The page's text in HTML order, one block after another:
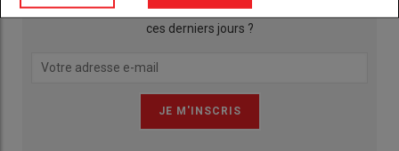
Qu’est ce qui a agité les actualités agricoles de la Mayenne
ces derniers jours ?